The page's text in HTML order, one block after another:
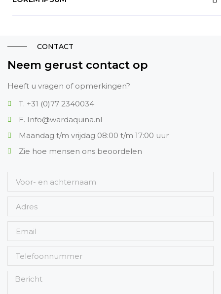
CONTACT
Neem gerust contact op
Heeft u vragen of opmerkingen?
T. +31 (0)77 2340034
E. Info@wardaquina.nl
Maandag t/m vrijdag 08:00 t/m 17:00 uur
Zie hoe mensen ons beoordelen